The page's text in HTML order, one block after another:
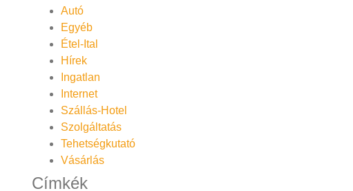
Autó
Egyéb
Étel-Ital
Hírek
Ingatlan
Internet
Szállás-Hotel
Szolgáltatás
Tehetségkutató
Vásárlás
Címkék